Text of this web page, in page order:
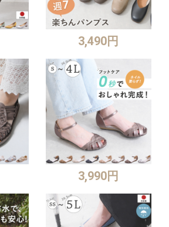
3,490円
3,990円